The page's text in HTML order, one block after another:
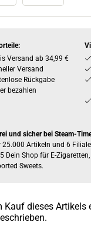
Versand ab 34,99 €
Versand
Rückgabe
bezahlen
und sicher bei Steam-
25.000 Artikeln und 6
Dein Shop für E-
Sweets.
Kauf dieses Artikels